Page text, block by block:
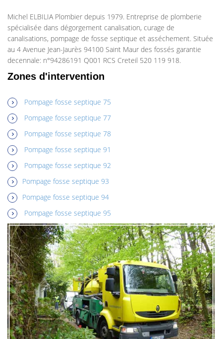
Michel ELBILIA Plombier depuis 1979. Entreprise de plomberie
spécialisée dans dégorgement canalisation, curage de
canalisations, pompage de fosse septique et asséchement. Située
au 4 Avenue Jean-Jaurès 94100 Saint Maur des fossés garantie
decennale: n°94286191 Q001 RCS Creteil 520 119 918.
Zones d'intervention
Pompage fosse septique 75
Pompage fosse septique 77
Pompage fosse septique 78
Pompage fosse septique 91
Pompage fosse septique 92
Pompage fosse septique 93
Pompage fosse septique 94
Pompage fosse septique 95